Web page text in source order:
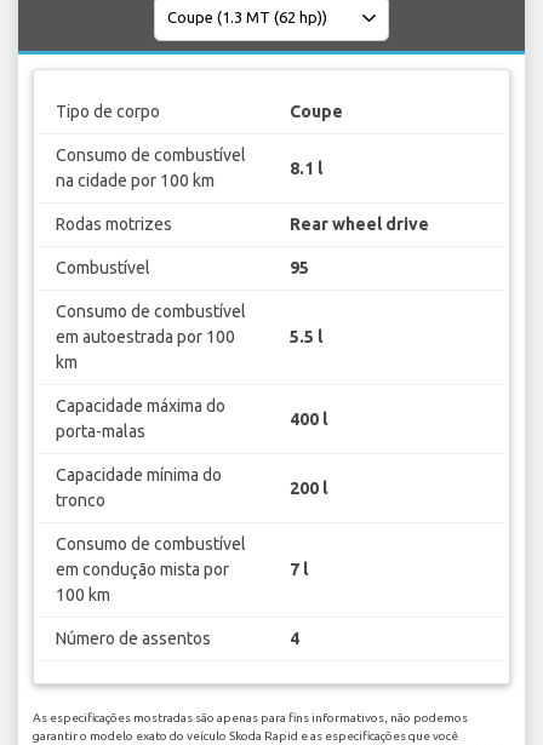
Tipo de corpo Coupe
Consumo de combustível
na cidade por 100 km
8.1 l
Rodas motrizes Rear wheel drive
Combustível 95
Consumo de combustível
em autoestrada por 100
km
5.5 l
Capacidade máxima do
porta-malas
400 l
Capacidade mínima do
tronco
200 l
Consumo de combustível
em condução mista por
100 km
7 l
Número de assentos 4
As especificações mostradas são apenas para fins informativos, não podemos
garantir o modelo exato do veículo Skoda Rapid e as especificações que você